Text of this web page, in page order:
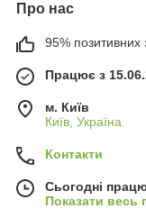
Про нас
95% позитивних
Працює з
м. Київ
Київ, Україна
Контакти
Сьогодні
Показати весь